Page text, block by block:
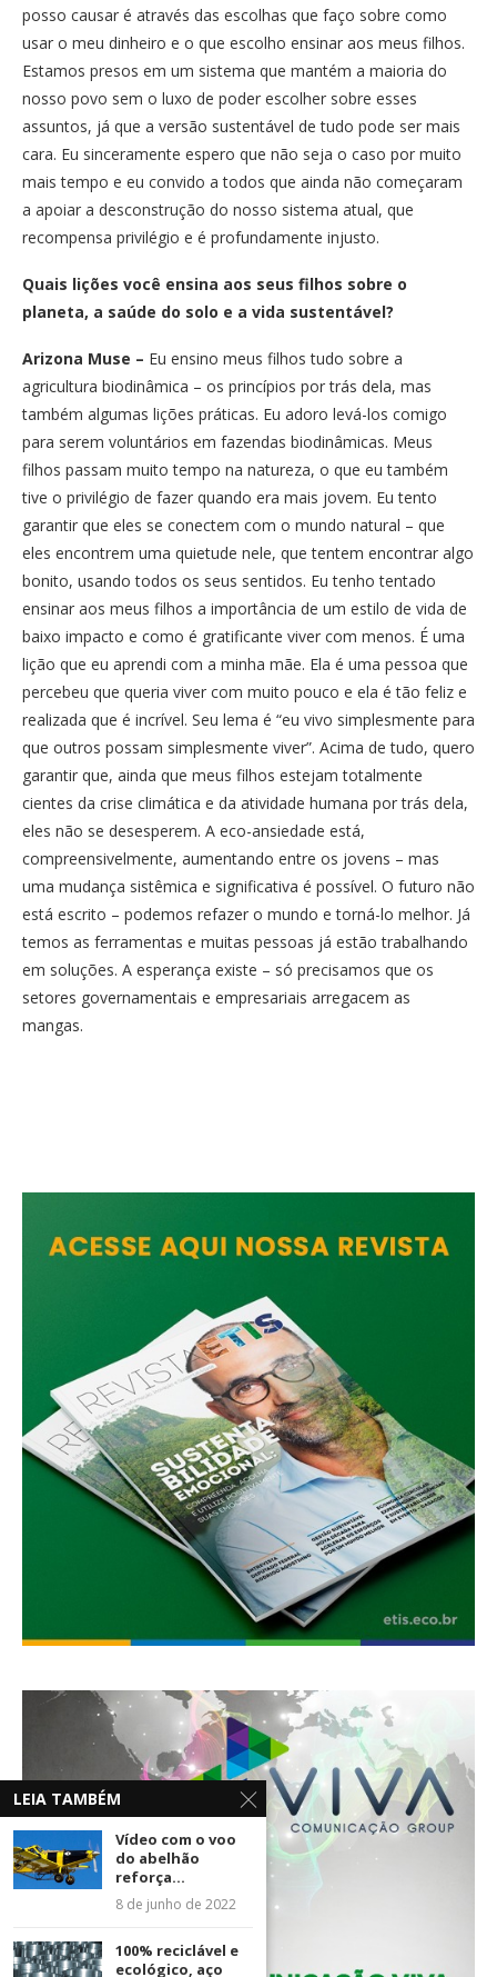
posso causar é através das escolhas que faço sobre como
usar o meu dinheiro e o que escolho ensinar aos meus filhos.
Estamos presos em um sistema que mantém a maioria do
nosso povo sem o luxo de poder escolher sobre esses
assuntos, já que a versão sustentável de tudo pode ser mais
cara. Eu sinceramente espero que não seja o caso por muito
mais tempo e eu convido a todos que ainda não começaram
a apoiar a desconstrução do nosso sistema atual, que
recompensa privilégio e é profundamente injusto.
Quais lições você ensina aos seus filhos sobre o
planeta, a saúde do solo e a vida sustentável?
Arizona Muse – Eu ensino meus filhos tudo sobre a
agricultura biodinâmica – os princípios por trás dela, mas
também algumas lições práticas. Eu adoro levá-los comigo
para serem voluntários em fazendas biodinâmicas. Meus
filhos passam muito tempo na natureza, o que eu também
tive o privilégio de fazer quando era mais jovem. Eu tento
garantir que eles se conectem com o mundo natural – que
eles encontrem uma quietude nele, que tentem encontrar algo
bonito, usando todos os seus sentidos. Eu tenho tentado
ensinar aos meus filhos a importância de um estilo de vida de
baixo impacto e como é gratificante viver com menos. É uma
lição que eu aprendi com a minha mãe. Ela é uma pessoa que
percebeu que queria viver com muito pouco e ela é tão feliz e
realizada que é incrível. Seu lema é “eu vivo simplesmente para
que outros possam simplesmente viver”. Acima de tudo, quero
garantir que, ainda que meus filhos estejam totalmente
cientes da crise climática e da atividade humana por trás dela,
eles não se desesperem. A eco-ansiedade está,
compreensivelmente, aumentando entre os jovens – mas
uma mudança sistêmica e significativa é possível. O futuro não
está escrito – podemos refazer o mundo e torná-lo melhor. Já
temos as ferramentas e muitas pessoas já estão trabalhando
em soluções. A esperança existe – só precisamos que os
setores governamentais e empresariais arregacem as
mangas.
LEIA TAMBÉM
Vídeo com o voo
do abelhão
reforça...
8 de junho de 2022
100% reciclável e
ecológico, aço